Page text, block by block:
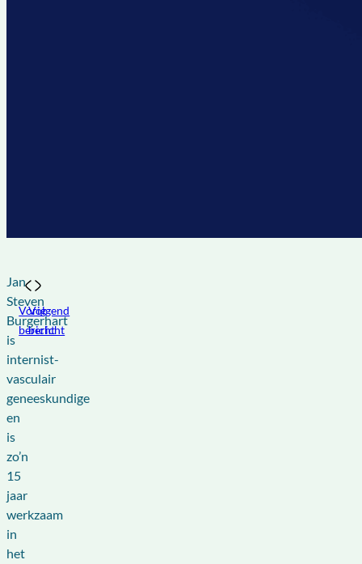
Jan
Steven
Burgerhart
is
internist-
vasculair
geneeskundige
en
is
zo’n
15
jaar
werkzaam
in
het
Vorig
bericht
Volgend
bericht